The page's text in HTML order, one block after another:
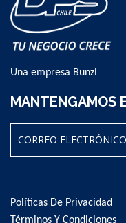
Una empresa Bunzl
MANTENGAMOS
Our
Newsletter:
Políticas De Privacidad
Términos Y Condiciones